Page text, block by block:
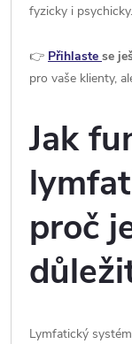
fyzicky i psychicky.
👉 Přihlaste se
pro vaše klienty,
Jak
proč
Lymfatický